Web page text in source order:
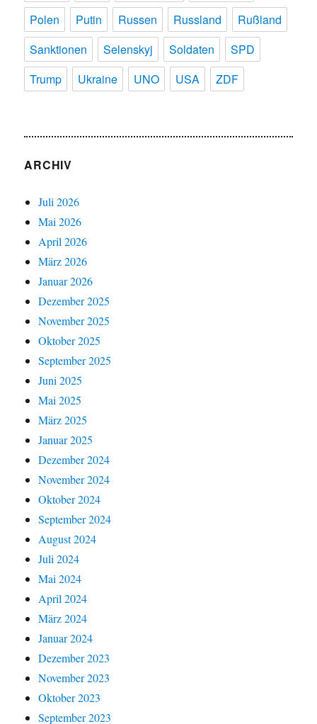
Polen
Putin Russen Russland
Rußland
Sanktionen
Selenskyj Soldaten
SPD
Trump
Ukraine UNO USA ZDF
ARCHIV
Juli 2026
Mai 2026
April 2026
März 2026
Januar 2026
Dezember 2025
November 2025
Oktober 2025
September 2025
Juni 2025
Mai 2025
März 2025
Januar 2025
Dezember 2024
November 2024
Oktober 2024
September 2024
August 2024
Juli 2024
Mai 2024
April 2024
März 2024
Januar 2024
Dezember 2023
November 2023
Oktober 2023
September 2023